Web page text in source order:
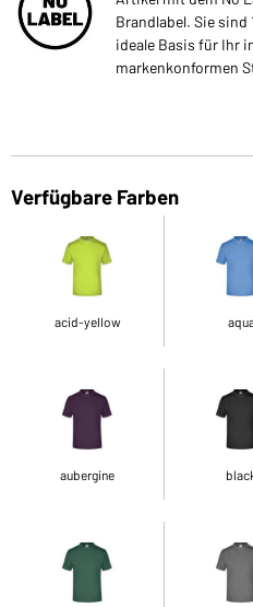
Brandlabel. Sie
ideale Basis für Ihr
markenkonformen
Verfügbare Farben
acid-yellow
aubergine